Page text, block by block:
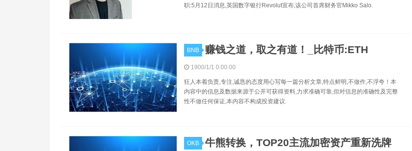
职:5月12日消息,英国数字银行Revolut宣布,该公司首席财务官Mikko Salo.
BNB 赚钱之道，取之有道！_比特币:ETH
1900/1/1 0:00:00
狂人本着负责,专注,诚恳的态度用心写每一篇分析文章,特点鲜明,不做作,不浮夸！本
内容中的信息及数据来源于公开可获得资料,力求准确可靠,但对信息的准确性及完整
性不做任何保证,本内容不构成投资建议.
OKB
牛熊转换，TOP20主流加密资产重新洗牌